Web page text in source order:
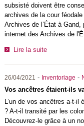
subsisté doivent être
archives de la cour
Archives de l’État à
internet des Archives de
Lire la suite
26/04/2021 - Inventoriage -
Vos ancêtres étaient-ils
L’un de vos ancêtres a-t-il
? A-t-il transité par les
Découvrez-le grâce à un